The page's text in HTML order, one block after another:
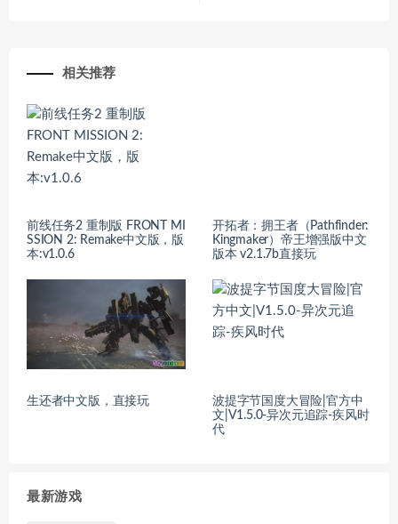
相关推荐
前线任务2 重制版 FRONT MI
SSION 2: Remake中文版，版
本:v1.0.6
开拓者：拥王者（Pathfinder:
Kingmaker）帝王增强版中文
版本 v2.1.7b直接玩
生还者中文版，直接玩
波提字节国度大冒险|官方中
文|V1.5.0-异次元追踪-疾风时
代
最新游戏